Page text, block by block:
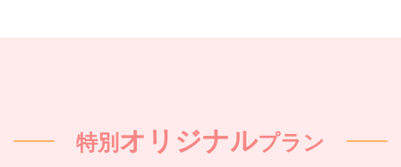
特別 オリジナルプラン